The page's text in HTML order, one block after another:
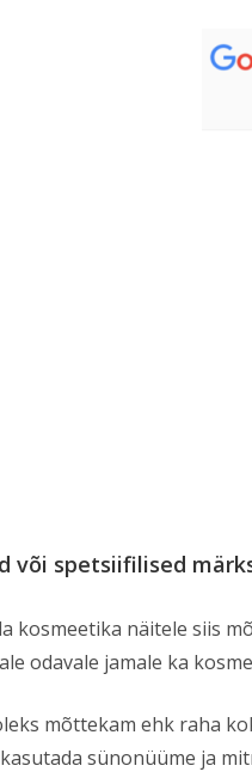
või spetsiifilised
kosmeetika näitele siis
odavale jamale ka
mõttekam ehk raha
sünonüüme ja